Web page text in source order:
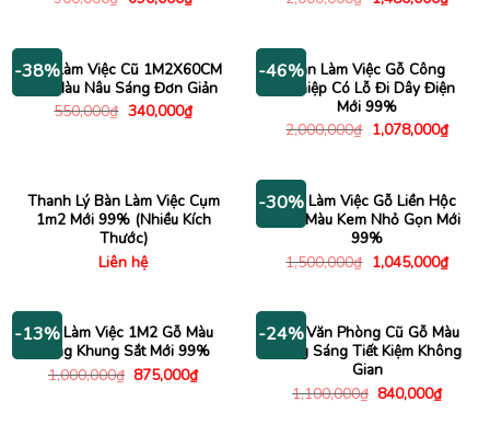
hiện
690,000₫.
gốc hiện
-38%
Bàn Làm Việc Cũ 1M2X60CM
Gỗ Màu Nâu Sáng Đơn Giản
550,000₫ Giá
340,000₫Giá
hiện
-46%Bàn Làm Việc Gỗ Công
Nghiệp Có Lỗ Đi Dây Điện
Mới 99%
2,000,000₫ Giá
gốc
1,078,000₫Giá
hiện
Thanh Lý Bàn Làm Việc Cụm
1m2 Mới 99% (Nhiều Kích
Thước)
Liên hệ
-30%
Bàn Làm Việc Gỗ Liền Hộc
Kéo Màu Kem Nhỏ Gọn Mới
99%
1,500,000₫ Giá
gốc
1,045,000₫Giá
hiện
-13%
Bàn Làm Việc 1M2 Gỗ Màu
Sáng Khung Sắt Mới 99%
1,000,000₫ Giá
875,000₫Giá
hiện
-24%
Bàn Văn Phòng Cũ Gỗ Màu
Vàng Sáng Tiết Kiệm Không
Gian
1,100,000₫ Giá
840,000₫Giá
hiện